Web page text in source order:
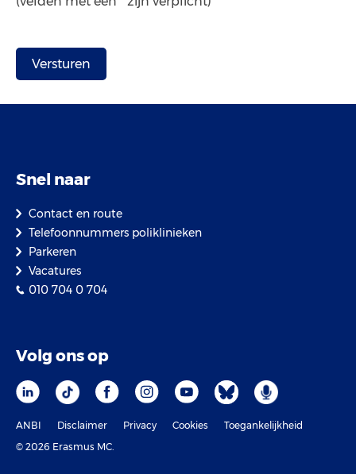
Snel naar
Contact en route
Telefoonnummers poliklinieken
Parkeren
Vacatures
010 704 0 704
Volg ons op
ANBI Disclaimer Privacy Cookies
Toegankelijkheid
© 2026 Erasmus MC.